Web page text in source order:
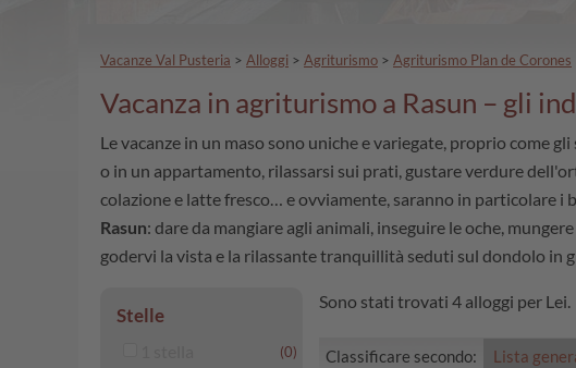
Vacanze Val Pusteria > Alloggi > Agriturismo > Agriturismo Plan de Corones
Vacanza in agriturismo a Rasun – gli
Le vacanze in un maso sono uniche e variegate, proprio come gli
o in un appartamento, rilassarsi sui prati, gustare verdure
colazione e latte fresco… e ovviamente, saranno in particolare i
Rasun: dare da mangiare agli animali, inseguire le oche,
godervi la vista e la rilassante tranquillità seduti sul dondolo in
Stelle
(0)
Sono stati trovati 4 alloggi per Lei.
Classificare secondo: Lista